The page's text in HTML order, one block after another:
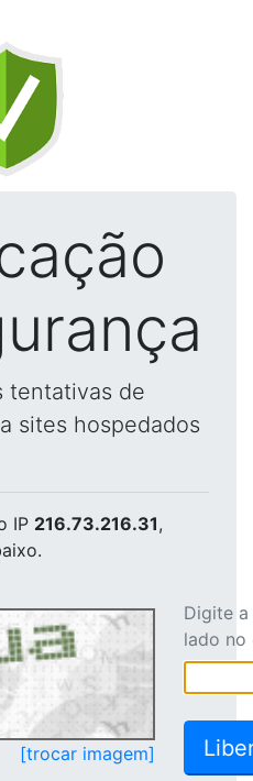
tentativas de
sites hospedados
IP 216.73.216.31,
[trocar imagem]
Digite
lado no